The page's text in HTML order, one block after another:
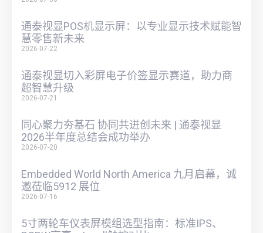
通泰视显POS机显示屏：以专业显示技术赋能智
慧零售新未来
2026-07-22
通泰视显切入彩屏电子价签显示赛道，助力商
超智慧升级
2026-07-21
同心聚力夯基石 协同共进创未来 | 通泰视显
2026半年度总结会成功举办
2026-07-20
Embedded World North America 九月启幕，诚
邀莅临5912 展位
2026-07-16
5寸两轮车仪表屏模组选型指南：标准IPS、